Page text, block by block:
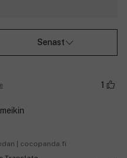
Senast
1
| cocopanda.fi